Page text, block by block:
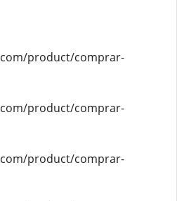
product/comprar-
product/comprar-
product/comprar-